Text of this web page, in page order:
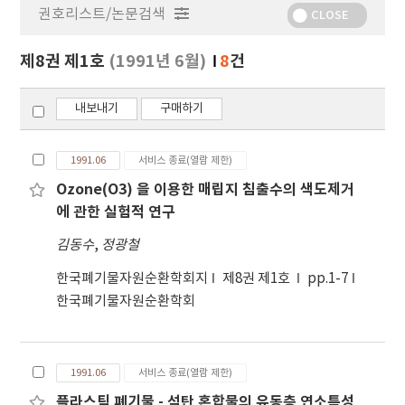
보
기
권호리스트/논문검색 CLOSE
제8권 제1호 (1991년 6월) 8건
내보내기 구매하기
1991.06 서비스 종료(열람 제한)
Ozone(O3) 을 이용한 매립지 침출수의 색도제거
에 관한 실험적 연구
김동수, 정광철
한국폐기물자원순환학회지 제8권 제1호
pp.1-7
한국폐기물자원순환학회
1991.06 서비스 종료(열람 제한)